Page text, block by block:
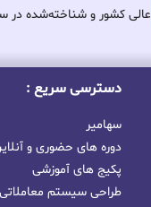
دسترسی سریع :
سهامیر
دوره های حضوری و آنلاین
پکیج های آموزشی
طراحی سیستم معاملاتی
مدرک بین المللی